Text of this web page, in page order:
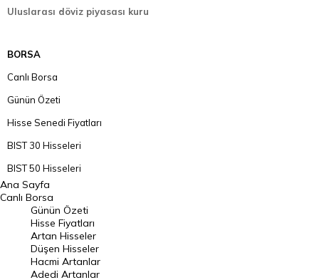
Uluslarası döviz piyasası kuru
BORSA
Canlı Borsa
Günün Özeti
Hisse Senedi Fiyatları
BIST 30 Hisseleri
BIST 50 Hisseleri
BIST 100 Hisseleri
En Çok Artan Hisseler
En Çok Düşen Hisseler
Hacmi Artanlar
Ana Sayfa
Canlı Borsa
Günün Özeti
Hisse Fiyatları
Artan Hisseler
Düşen Hisseler
Hacmi Artanlar
Adedi Artanlar